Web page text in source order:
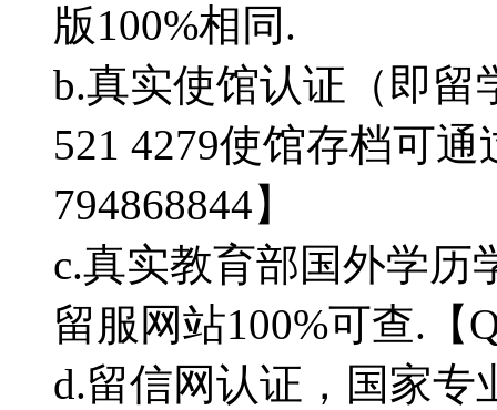
版100%相同.
b.真实使馆认证（即留
521 4279使馆存档可
794868844】
c.真实教育部国外学历
留服网站100%可查.【
d.留信网认证，国家